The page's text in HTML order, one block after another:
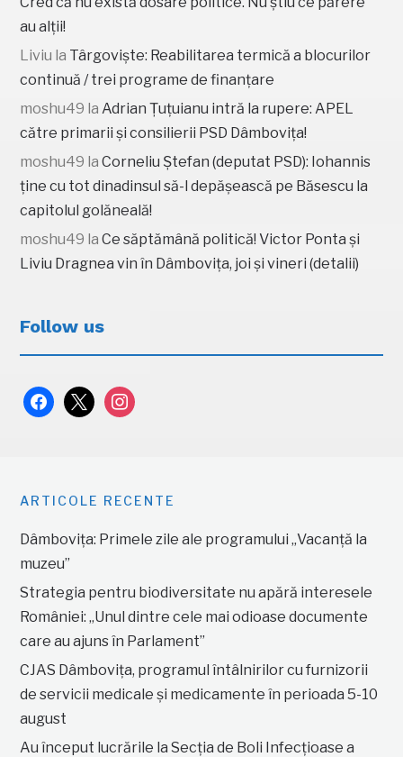
au alții!
Liviu la Târgoviște: Reabilitarea termică a blocurilor
continuă / trei programe de finanțare
moshu49 la Adrian Țuțuianu intră la rupere: APEL
către primarii și consilierii PSD Dâmbovița!
moshu49 laCorneliu Ștefan (deputat PSD): Iohannis
ține cu tot dinadinsul să-l depășească pe Băsescu la
capitolul golăneală!
moshu49 laCe săptămână politică! Victor Ponta și
Liviu Dragnea vin în Dâmbovița, joi și vineri (detalii)
Follow us
facebook
x instagram
ARTICOLE RECENTE
Dâmbovița: Primele zile ale programului „Vacanță la
muzeu”
Strategia pentru biodiversitate nu apără interesele
României: „Unul dintre cele mai odioase documente
care au ajuns în Parlament”
CJAS Dâmbovița, programul întâlnirilor cu furnizorii
de servicii medicale și medicamente în perioada 5-10
august
Au început lucrările la Secția de Boli Infecțioase a